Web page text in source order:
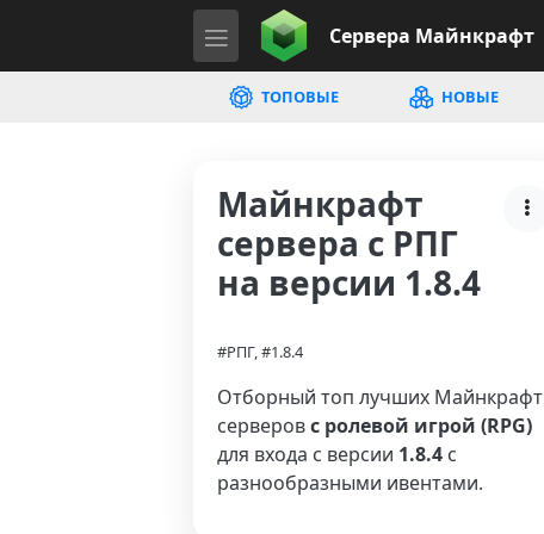
Сервера Майнкрафт
ТОПОВЫЕ НОВЫЕ
Майнкрафт
сервера с РПГ
на версии 1.8.4
#РПГ, #1.8.4
Отборный топ лучших Майнкрафт
серверовс ролевой игрой (RPG)
для входа с версии 1.8.4 с
разнообразными ивентами.